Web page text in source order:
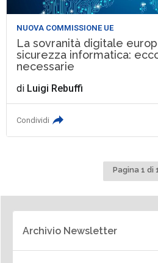
NUOVA COMMISSIONE UE
La sovranità digitale
sicurezza informatica:
necessarie
di Luigi Rebuffi
Condividi
Pagina 1 di
Archivio Newsletter